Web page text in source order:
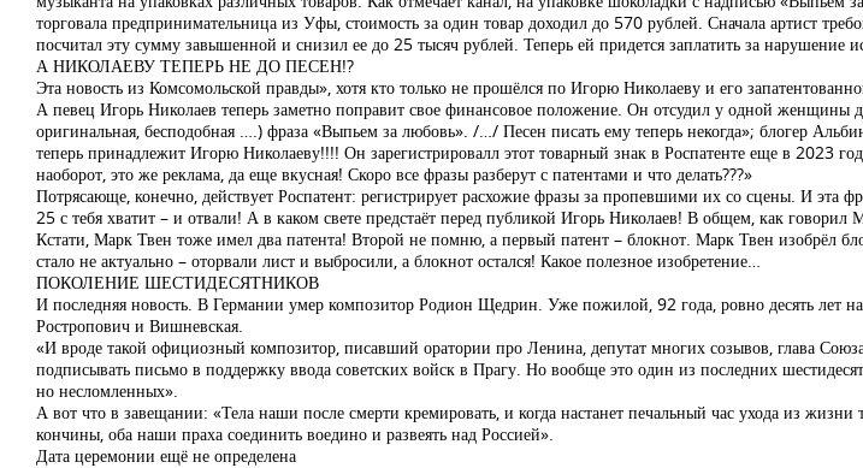
торговала предпринимательница из Уфы, стоимость за один товар доходил до 570 рублей. Сначала артист
посчитал эту сумму завышенной и снизил ее до 25 тысяч рублей. Теперь ей придется заплатить за
А НИКОЛАЕВУ ТЕПЕРЬ НЕ ДО ПЕСЕН!?
Эта новость из Комсомольской правды», хотя кто только не прошёлся по Игорю Николаеву и его
А певец Игорь Николаев теперь заметно поправит свое финансовое положение. Он отсудил у одной женщины
оригинальная, бесподобная ….) фраза «Выпьем за любовь». /…/ Песен писать ему теперь некогда»; блогер
теперь принадлежит Игорю Николаеву!!!! Он зарегистрировалл этот товарный знак в Роспатенте еще в 2023
наоборот, это же реклама, да еще вкусная! Скоро все фразы разберут с патентами и что делать???»
Потрясающе, конечно, действует Роспатент: регистрирует расхожие фразы за пропевшими их со сцены. И эта
25 с тебя хватит – и отвали! А в каком свете предстаёт перед публикой Игорь Николаев! В общем, как говорил
Кстати, Марк Твен тоже имел два патента! Второй не помню, а первый патент – блокнот. Марк Твен изобрёл
стало не актуально – оторвали лист и выбросили, а блокнот остался! Какое полезное изобретение…
ПОКОЛЕНИЕ ШЕСТИДЕСЯТНИКОВ
И последняя новость. В Германии умер композитор Родион Щедрин. Уже пожилой, 92 года, ровно десять лет
Ростропович и Вишневская.
«И вроде такой официозный композитор, писавший оратории про Ленина, депутат многих созывов, глава
подписывать письмо в поддержку ввода советских войск в Прагу. Но вообще это один из последних
но несломленных».
А вот что в завещании: «Тела наши после смерти кремировать, и когда настанет печальный час ухода из
кончины, оба наши праха соединить воедино и развеять над Россией».
Дата церемонии ещё не определена